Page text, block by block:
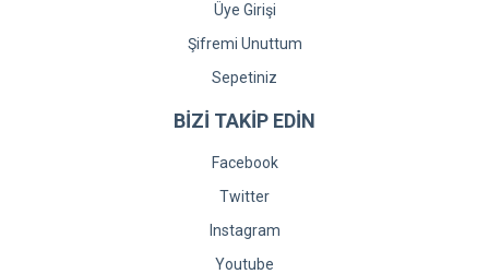
Üye Girişi
Şifremi Unuttum
Sepetiniz
BİZİ TAKİP EDİN
Facebook
Twitter
Instagram
Youtube